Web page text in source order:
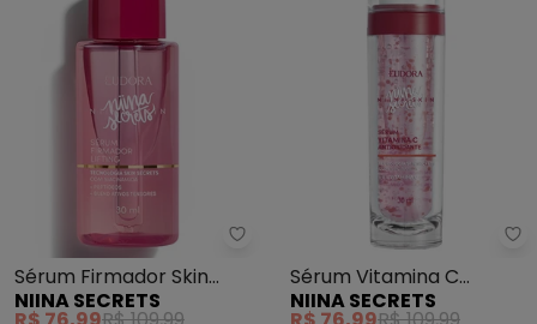
junho/2026
maio/2026
abril/2026
março/2026
fevereiro/2026
Niina Secrets - Sérum Firmador
Sérum Firmador Skin
Lifting 30ml
NIINA SECRETS
Sérum Vitamina C
Antioxidante Skin
NIINA SECRETS